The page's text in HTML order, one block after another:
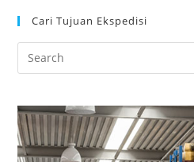
Cari Tujuan Ekspedisi